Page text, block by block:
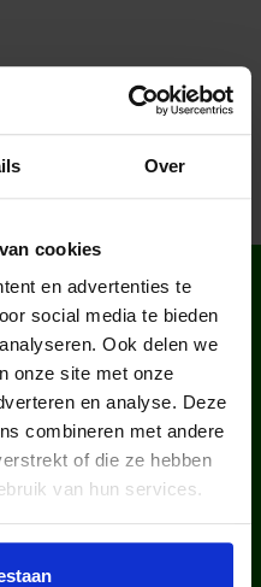
Over
cookies
en advertenties te
social media te bieden
Ook delen we
onze site met onze
en analyse. Deze
combineren met andere
of die ze hebben
van hun services.
werden in
een club.